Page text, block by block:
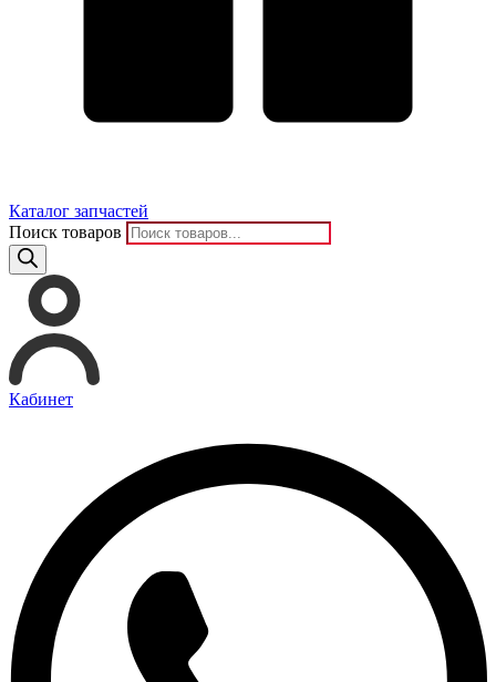
Каталог запчастей
Поиск товаров
Кабинет